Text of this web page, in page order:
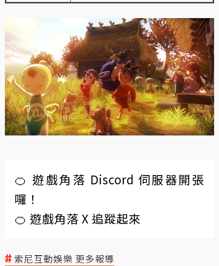
🍊 遊戲角落 Discord 伺服器開張
囉！
🍊 遊戲角落 X 追蹤起來
索尼互動娛樂 更多報導